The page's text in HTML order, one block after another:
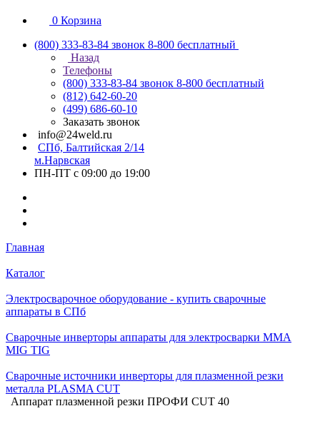
0 Корзина
(800) 333-83-84 звонок 8-800 бесплатный
Назад
Телефоны
(800) 333-83-84 звонок 8-800 бесплатный
(812) 642-60-20
(499) 686-60-10
Заказать звонок
info@24weld.ru
СПб, Балтийская 2/14
м.Нарвская
ПН-ПТ с 09:00 до 19:00
Главная
Каталог
Электросварочное оборудование - купить сварочные
аппараты в СПб
Сварочные инверторы аппараты для электросварки MMA
MIG TIG
Сварочные источники инверторы для плазменной резки
металла PLASMA CUT
Аппарат плазменной резки ПРОФИ CUT 40